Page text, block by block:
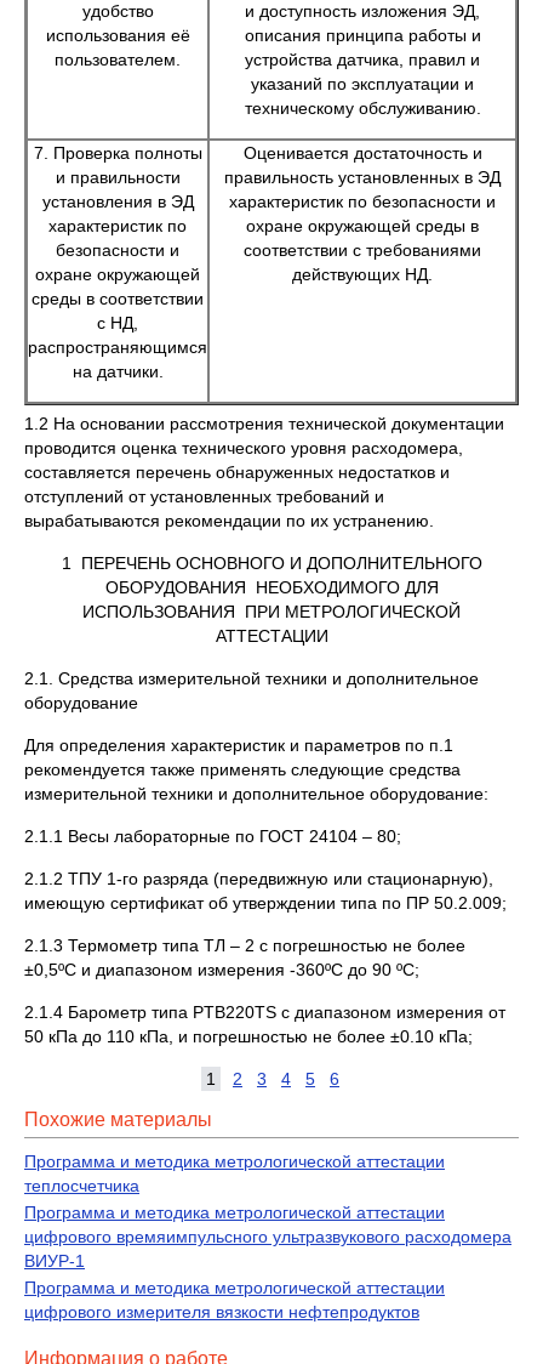
удобство
использования её
пользователем.
и доступность изложения ЭД,
описания принципа работы и
устройства датчика, правил и
указаний по эксплуатации и
техническому обслуживанию.
7. Проверка полноты
и правильности
установления в ЭД
характеристик по
безопасности и
охране окружающей
среды в соответствии
с НД,
распространяющимся
на датчики.
Оценивается достаточность и
правильность установленных в ЭД
характеристик по безопасности и
охране окружающей среды в
соответствии с требованиями
действующих НД.
1.2 На основании рассмотрения технической документации
проводится оценка технического уровня расходомера,
составляется перечень обнаруженных недостатков и
отступлений от установленных требований и
вырабатываются рекомендации по их устранению.
1 ПЕРЕЧЕНЬ ОСНОВНОГО И ДОПОЛНИТЕЛЬНОГО
ОБОРУДОВАНИЯ НЕОБХОДИМОГО ДЛЯ
ИСПОЛЬЗОВАНИЯ ПРИ МЕТРОЛОГИЧЕСКОЙ
АТТЕСТАЦИИ
2.1. Средства измерительной техники и дополнительное
оборудование
Для определения характеристик и параметров по п.1
рекомендуется также применять следующие средства
измерительной техники и дополнительное оборудование:
2.1.1 Весы лабораторные по ГОСТ 24104 – 80;
2.1.2 ТПУ 1-го разряда (передвижную или стационарную),
имеющую сертификат об утверждении типа по ПР 50.2.009;
2.1.3 Термометр типа ТЛ – 2 с погрешностью не более
±0,5ºС и диапазоном измерения -360ºС до 90 ºС;
2.1.4 Барометр типа PTB220TS с диапазоном измерения от
50 кПа до 110 кПа, и погрешностью не более ±0.10 кПа;
1 2 3 4 5 6
Похожие материалы
Программа и методика метрологической аттестации
теплосчетчика
Программа и методика метрологической аттестации
цифрового времяимпульсного ультразвукового расходомера
ВИУР-1
Программа и методика метрологической аттестации
цифрового измерителя вязкости нефтепродуктов
Информация о работе